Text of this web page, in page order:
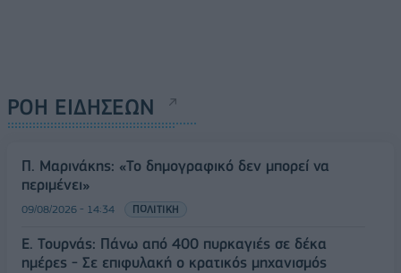
ΡΟΗ ΕΙΔΗΣΕΩΝ
Π. Μαρινάκης: «Το δημογραφικό δεν μπορεί να
περιμένει»
09/08/2026 - 14:34 ΠΟΛΙΤΙΚΗ
Ε. Τουρνάς: Πάνω από 400 πυρκαγιές σε δέκα
ημέρες - Σε επιφυλακή ο κρατικός μηχανισμός